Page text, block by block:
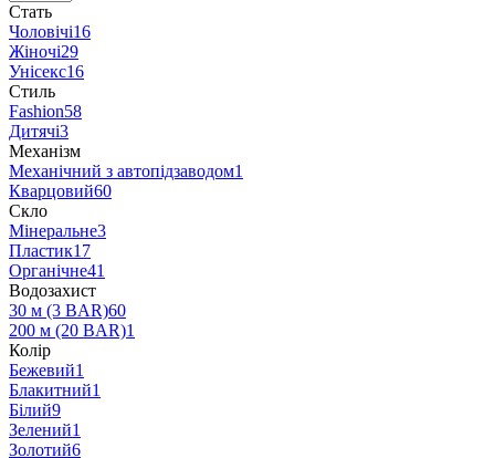
Стать
Чоловічі16
Жіночі29
Унісекс16
Стиль
Fashion58
Дитячі3
Механізм
Механічний з автопідзаводом1
Кварцовий60
Скло
Мінеральне3
Пластик17
Органічне41
Водозахист
30 м (3 BAR)60
200 м (20 BAR)1
Колір
Бежевий1
Блакитний1
Білий9
Зелений1
Золотий6